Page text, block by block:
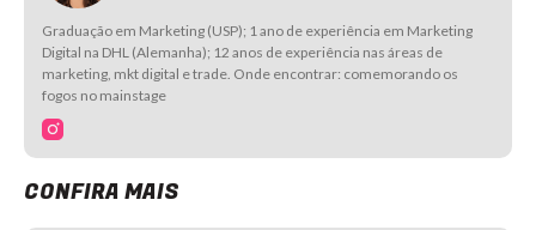
Graduação em Marketing (USP); 1 ano de experiência em Marketing
Digital na DHL (Alemanha); 12 anos de experiência nas áreas de
marketing, mkt digital e trade. Onde encontrar: comemorando os
fogos no mainstage
CONFIRA MAIS